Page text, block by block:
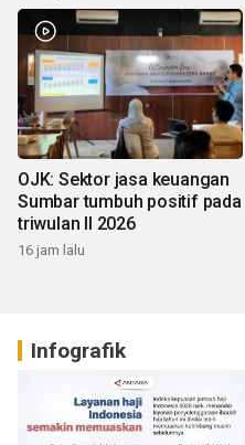
OJK: Sektor jasa keuangan
Sumbar tumbuh positif pada
triwulan II 2026
16 jam lalu
Infografik